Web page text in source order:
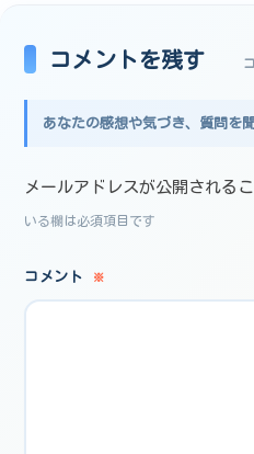
コメントを残す
メールアドレスが公開される
いる欄は必須項目です
コメント ※